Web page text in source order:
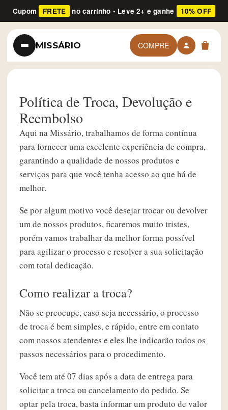
Cupom FRETE no carrinho • Leve 2+ e ganhe 10% OFF
MISSÁRIO COMPRE
Política de Troca, Devolução e
Reembolso
Aqui na Missário, trabalhamos de forma contínua
para fornecer uma excelente experiência de compra,
garantindo a qualidade de nossos produtos e
serviços para que você tenha acesso ao que há de
melhor.
Se por algum motivo você desejar trocar ou devolver
um de nossos produtos, ficaremos muito tristes,
porém vamos trabalhar da melhor forma possível
para agilizar o processo e resolver a sua solicitação
com total dedicação.
Como realizar a troca?
Não se preocupe, caso seja necessário, o processo
de troca é bem simples, e rápido, entre em contato
com nossos atendentes e eles lhe indicarão todos os
passos necessários para o procedimento.
Você tem até 07 dias após a data de entrega para
solicitar a troca ou cancelamento do pedido. Se
optar pela troca, basta informar um produto de valor